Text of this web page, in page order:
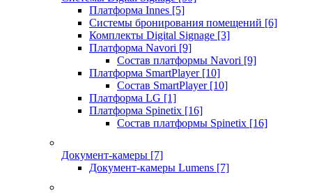
Платформа Innes [5]
Системы бронирования помещений [6]
Комплекты Digital Signage [3]
Платформа Navori [9]
Состав платформы Navori [9]
Платформа SmartPlayer [10]
Состав SmartPlayer [10]
Платформа LG [1]
Платформа Spinetix [16]
Состав платформы Spinetix [16]
Документ-камеры [7]
Документ-камеры Lumens [7]